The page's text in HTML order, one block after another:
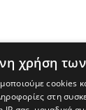
χρήση
cookies
στη